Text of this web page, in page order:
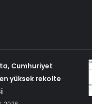
Cumhuriyet
yüksek rekolte